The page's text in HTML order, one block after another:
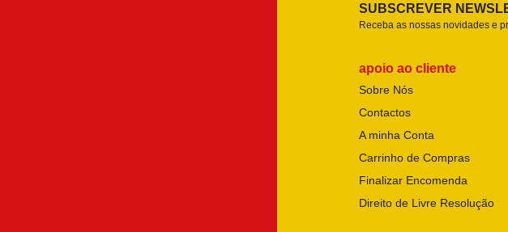
SUBSCREVER
Receba as nossas novidades e
apoio ao cliente
Sobre Nós
Contactos
A minha Conta
Carrinho de Compras
Finalizar Encomenda
Direito de Livre Resolução